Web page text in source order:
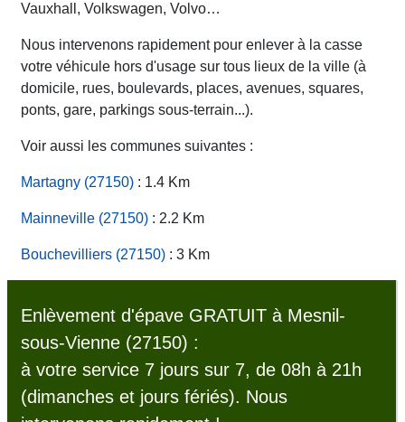
Vauxhall, Volkswagen, Volvo…
Nous intervenons rapidement pour enlever à la casse
votre véhicule hors d'usage sur tous lieux de la ville (à
domicile, rues, boulevards, places, avenues, squares,
ponts, gare, parkings sous-terrain...).
Voir aussi les communes suivantes :
Martagny (27150) : 1.4 Km
Mainneville (27150) : 2.2 Km
Bouchevilliers (27150) : 3 Km
Enlèvement d'épave GRATUIT à Mesnil-
sous-Vienne (27150) :
à votre service 7 jours sur 7, de 08h à 21h
(dimanches et jours fériés). Nous